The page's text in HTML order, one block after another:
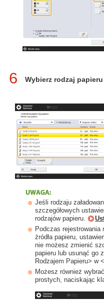
6 Wybierz rodzaj
Jeśli rodzaju
szczegółowych
rodzajów papieru.
Podczas rejestrowania
źródła papieru,
nie możesz zmienić
papieru lub usunąć go
Rodzajem Papieru> w
Możesz również
prostych, naciskając